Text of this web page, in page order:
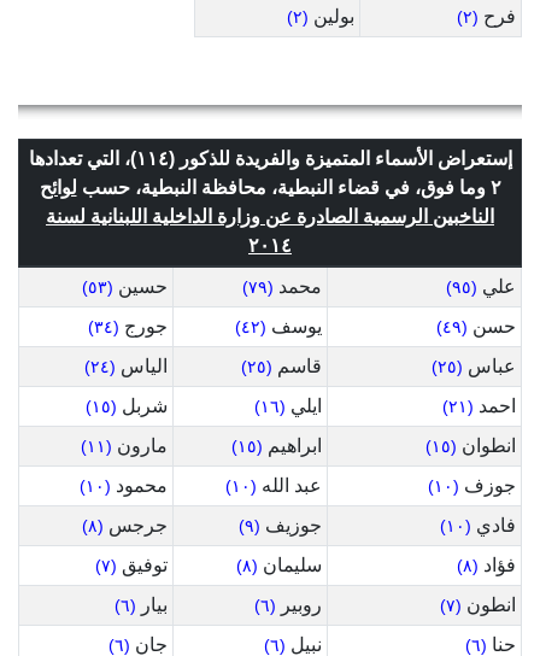
فرح (٢) بولين (٢)
إستعراض الأسماء المتميزة والفريدة للذكور (١١٤)، التي تعدادها
٢ وما فوق، في قضاء النبطية، محافظة النبطية، حسب
لوائح
الناخبين الرسمية الصادرة عن وزارة الداخلية اللبنانية لسنة
٢٠١٤
علي (٩٥) محمد (٧٩) حسين (٥٣)
حسن (٤٩) يوسف (٤٢) جورج (٣٤)
عباس (٢٥) قاسم (٢٥) الياس (٢٤)
احمد (٢١) ايلي (١٦) شربل (١٥)
انطوان (١٥) ابراهيم (١٥) مارون (١١)
جوزف (١٠) عبد الله (١٠) محمود (١٠)
فادي (١٠) جوزيف (٩) جرجس (٨)
فؤاد (٨) سليمان (٨) توفيق (٧)
انطون (٧) روبير (٦) بيار (٦)
حنا (٦) نبيل (٦) جان (٦)